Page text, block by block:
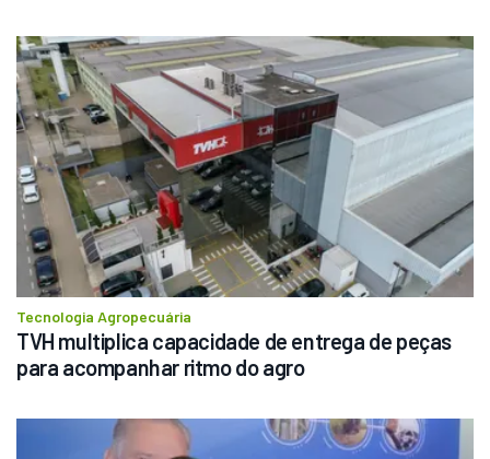
Tecnologia Agropecuária
TVH multiplica capacidade de entrega de peças
para acompanhar ritmo do agro